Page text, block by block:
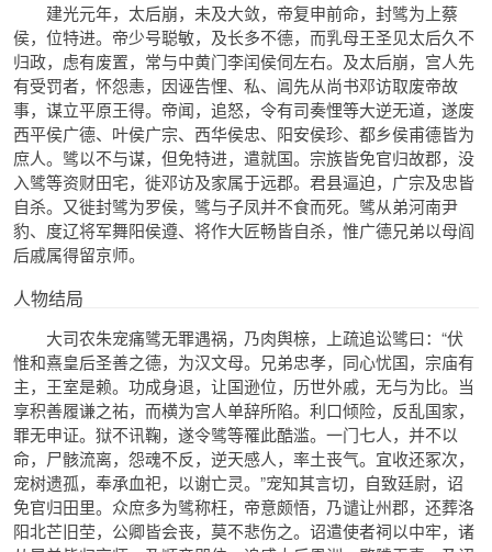
建光元年，太后崩，未及大敛，帝复申前命，封骘为上蔡
侯，位特进。帝少号聪敏，及长多不德，而乳母王圣见太后久不
归政，虑有废置，常与中黄门李闰侯伺左右。及太后崩，宫人先
有受罚者，怀怨恚，因诬告悝、私、阊先从尚书邓访取废帝故
事，谋立平原王得。帝闻，追怒，令有司奏悝等大逆无道，遂废
西平侯广德、叶侯广宗、西华侯忠、阳安侯珍、都乡侯甫德皆为
庶人。骘以不与谋，但免特进，遣就国。宗族皆免官归故郡，没
入骘等资财田宅，徙邓访及家属于远郡。君县逼迫，广宗及忠皆
自杀。又徙封骘为罗侯，骘与子凤并不食而死。骘从弟河南尹
豹、度辽将军舞阳侯遵、将作大匠畅皆自杀，惟广德兄弟以母阎
后戚属得留京师。
人物结局
大司农朱宠痛骘无罪遇祸，乃肉舆榇，上疏追讼骘曰：“伏
惟和熹皇后圣善之德，为汉文母。兄弟忠孝，同心忧国，宗庙有
主，王室是赖。功成身退，让国逊位，历世外戚，无与为比。当
享积善履谦之祐，而横为宫人单辞所陷。利口倾险，反乱国家，
罪无申证。狱不讯鞠，遂令骘等罹此酷滥。一门七人，并不以
命，尸骸流离，怨魂不反，逆天感人，率土丧气。宜收还冢次，
宠树遗孤，奉承血祀，以谢亡灵。”宠知其言切，自致廷尉，诏
免官归田里。众庶多为骘称枉，帝意颇悟，乃谴让州郡，还葬洛
阳北芒旧茔，公卿皆会丧，莫不悲伤之。诏遣使者祠以中牢，诸